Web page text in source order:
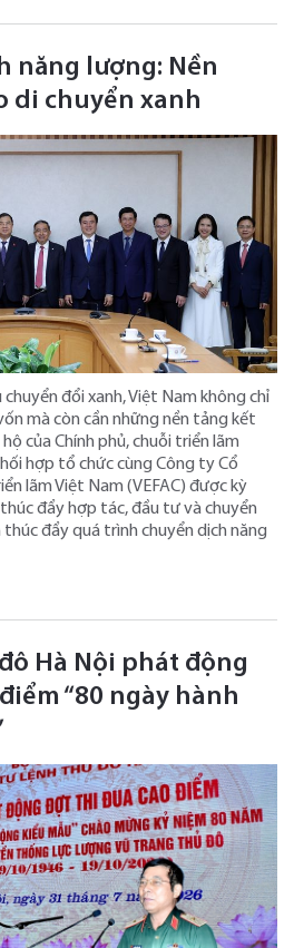
năng lượng: Nền
di chuyển xanh
đổi xanh, Việt Nam không chỉ
mà còn cần những nền tảng kết
của Chính phủ, chuỗi triển lãm
hợp tổ chức cùng Công ty Cổ
lãm Việt Nam (VEFAC) được kỳ
đẩy hợp tác, đầu tư và chuyển
đẩy quá trình chuyển dịch năng
Hà Nội phát động
“80 ngày hành